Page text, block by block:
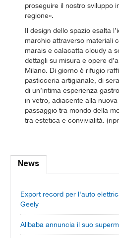
proseguire il nostro sviluppo
regione».
Il design dello spazio esalta
marchio attraverso materiali
marais e calacatta cloudy a
dettagli su misura e opere
Milano. Di giorno è rifugio
pasticceria artigianale, di
di un’intima esperienza
in vetro, adiacente alla
passaggio tra mondo della
tra estetica e convivialità.
News
Export record per l'auto
Geely
Alibaba annuncia il suo